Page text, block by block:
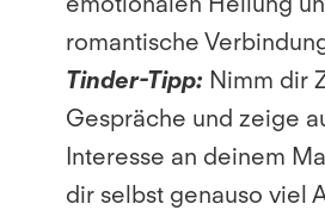
romantische
Tinder-Tipp: Nimm dir
Gespräche und zeige
Interesse an deinem
dir selbst genauso viel